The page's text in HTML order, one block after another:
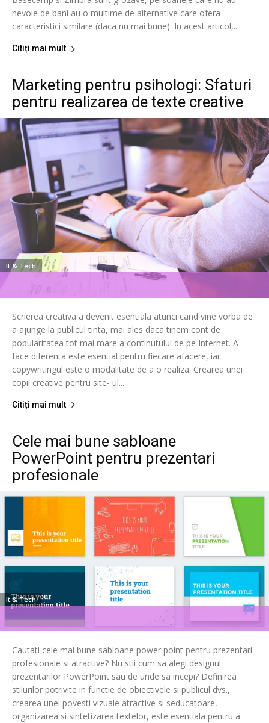
nevoie de bani au o multime de alternative care ofera
caracteristici similare (daca nu mai bune). In acest articol,...
Citiți mai mult
Marketing pentru psihologi: Sfaturi
pentru realizarea de texte creative
It & Tech
Scrierea creativa a devenit esentiala atunci cand vine vorba de
a ajunge la publicul tinta, mai ales daca tinem cont de
popularitatea tot mai mare a continutului de pe Internet. A
face diferenta este esential pentru fiecare afacere, iar
copywritingul este o modalitate de a o realiza. Crearea unei
copii creative pentru site- ul...
Citiți mai mult
Cele mai bune sabloane
PowerPoint pentru prezentari
profesionale
It & Tech
Cautati cele mai bune sabloane power point pentru prezentari
profesionale si atractive? Nu stii cum sa alegi designul
prezentarilor PowerPoint sau de unde sa incepi? Definirea
stilurilor potrivite in functie de obiectivele si publicul dvs.,
crearea unei povesti vizuale atractive si seducatoare,
organizarea si sintetizarea textelor, este esentiala pentru a